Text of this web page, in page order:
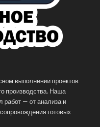
выполнении проектов
производства. Наша
работ — от анализа и
готовых